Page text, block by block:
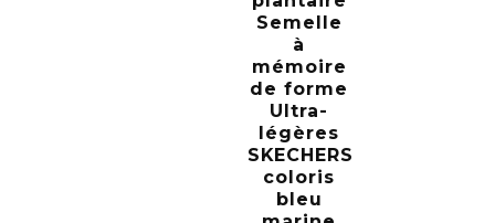
Semelle
à
mémoire
de forme
Ultra-
légères
SKECHERS
coloris
bleu